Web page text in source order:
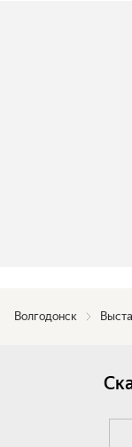
Волгодонск